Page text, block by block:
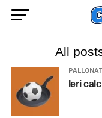
All
Ieri